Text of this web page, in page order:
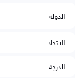
الدولة
الاتحاد
الدرجة